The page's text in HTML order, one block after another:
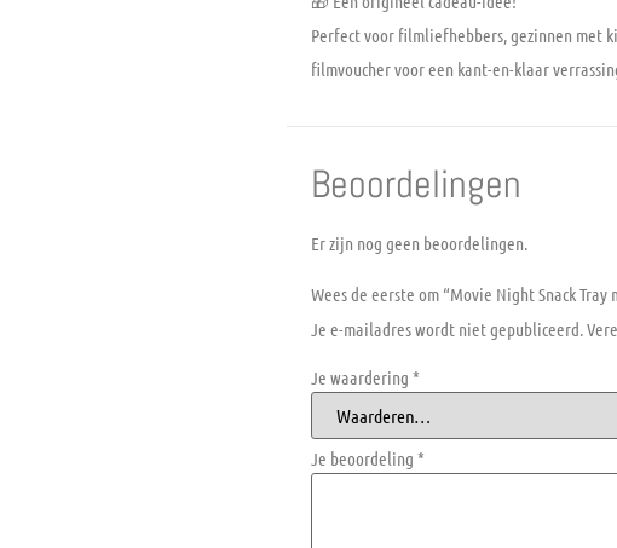
Perfect voor filmliefhebbers, gezinnen met
filmvoucher voor een kant-en-klaar
Beoordelingen
Er zijn nog geen beoordelingen.
Wees de eerste om “Movie Night Snack
Je e-mailadres wordt niet gepubliceerd.
Je waardering *
Je beoordeling *